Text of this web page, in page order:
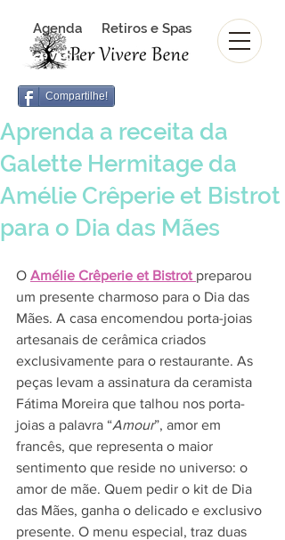
Agenda
Revista
Retiros e Spas
Revista Per Vivere Bene
Compartilhe!
Aprenda a receita da
Galette Hermitage da
Amélie Crêperie et Bistrot
para o Dia das Mães
O Amélie Crêperie et Bistrot preparou
um presente charmoso para o Dia das
Mães. A casa encomendou porta-joias
artesanais de cerâmica criados
exclusivamente para o restaurante. As
peças levam a assinatura da ceramista
Fátima Moreira que talhou nos porta-
joias a palavra “Amour”, amor em
francês, que representa o maior
sentimento que reside no universo: o
amor de mãe. Quem pedir o kit de Dia
das Mães, ganha o delicado e exclusivo
presente. O menu especial, traz duas